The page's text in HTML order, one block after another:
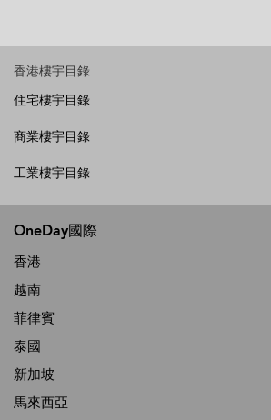
香港樓宇目錄
住宅樓宇目錄
商業樓宇目錄
工業樓宇目錄
OneDay國際
香港
越南
菲律賓
泰國
新加坡
馬來西亞